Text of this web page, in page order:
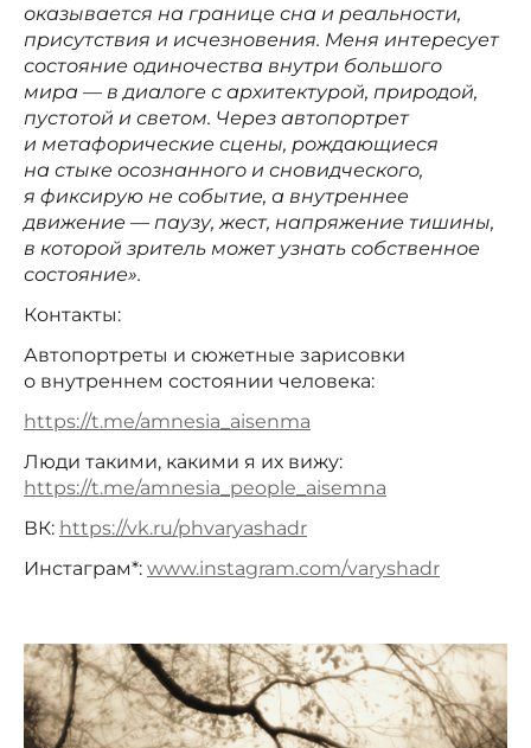
оказывается на границе сна и реальности,
присутствия и исчезновения. Меня интересует
состояние одиночества внутри большого
мира — в диалоге с архитектурой, природой,
пустотой и светом. Через автопортрет
и метафорические сцены, рождающиеся
на стыке осознанного и сновидческого,
я фиксирую не событие, а внутреннее
движение — паузу, жест, напряжение тишины,
в которой зритель может узнать собственное
состояние».
Контакты:
Автопортреты и сюжетные зарисовки
о внутреннем состоянии человека:
https://t.me/amnesia_aisenma
Люди такими, какими я их вижу:
https://t.me/amnesia_people_aisemna
ВК: https://vk.ru/phvaryashadr
Инстаграм*: www.instagram.com/varyshadr